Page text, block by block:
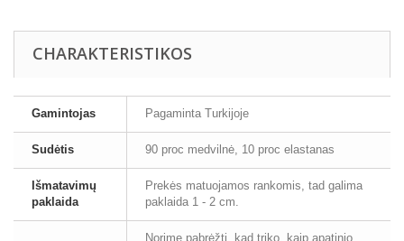
CHARAKTERISTIKOS
Gamintojas Pagaminta Turkijoje
Sudėtis 90 proc medvilnė, 10 proc elastanas
Išmatavimų
paklaida
Prekės matuojamos rankomis, tad galima
paklaida 1 - 2 cm.
Norime pabrėžti, kad triko, kaip apatinio